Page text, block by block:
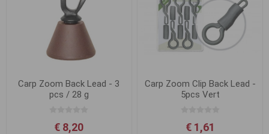
Carp Zoom Back Lead - 3
pcs / 28 g
€ 8,20
Carp Zoom Clip Back Lead -
5pcs Vert
€ 1,61